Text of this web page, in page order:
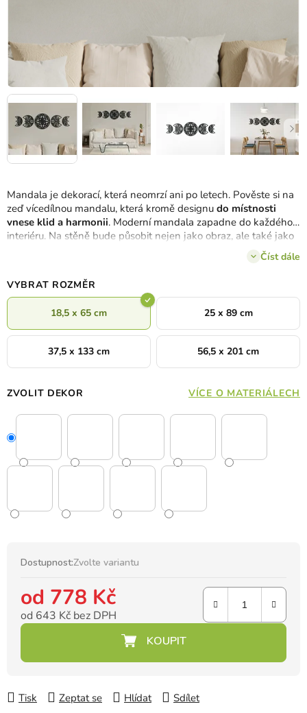
Mandala je dekorací, která neomrzí ani po letech. Pověste si na
zeď vícedílnou mandalu, která kromě designu do místnosti
vnese klid a harmonii. Moderní mandala zapadne do každého
interiéru. Na stěně bude působit nejen jako obraz, ale také jako
Číst dále
VYBRAT ROZMĚR
18,5 x 65 cm 25 x 89 cm
37,5 x 133 cm 56,5 x 201 cm
ZVOLIT DEKOR VÍCE O MATERIÁLECH
Dostupnost:Zvolte variantu
od 778 Kč
od 643 Kč bez DPH
Tisk Zeptat se Hlídat Sdílet